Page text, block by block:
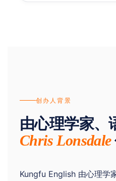
创办人背景
由心理学家、
Chris Lonsdale
Kungfu English 由心理学